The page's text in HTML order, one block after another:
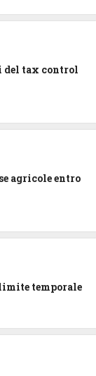
del tax control
agricole entro
temporale